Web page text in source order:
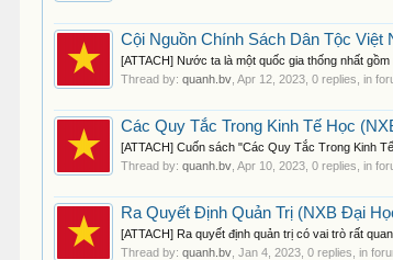
Cội Nguồn Chính Sách Dân Tộc
[ATTACH] Nước ta là một quốc gia thống nhất
Thread by:quanh.bv ,Apr 12, 2023 , 0 replies, in
Các Quy Tắc Trong Kinh Tế Học
[ATTACH] Cuốn sách "Các Quy Tắc Trong Kinh
Thread by:quanh.bv ,Apr 10, 2023 , 0 replies, in
Ra Quyết Định Quản Trị (NXB Đại
[ATTACH] Ra quyết định quản trị có vai trò rất
Thread by:quanh.bv ,Jan 4, 2023 , 0 replies, in